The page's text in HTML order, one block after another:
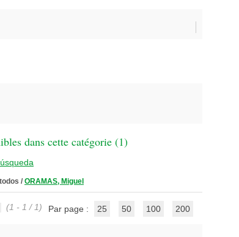
dans cette catégorie (1)
/ ORAMAS, Miguel
(1 - 1 / 1) Par page : 25 50 100 200